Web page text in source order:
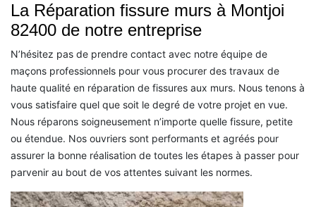
La Réparation fissure murs à Montjoi
82400 de notre entreprise
N’hésitez pas de prendre contact avec notre équipe de
maçons professionnels pour vous procurer des travaux de
haute qualité en réparation de fissures aux murs. Nous tenons à
vous satisfaire quel que soit le degré de votre projet en vue.
Nous réparons soigneusement n’importe quelle fissure, petite
ou étendue. Nos ouvriers sont performants et agréés pour
assurer la bonne réalisation de toutes les étapes à passer pour
parvenir au bout de vos attentes suivant les normes.